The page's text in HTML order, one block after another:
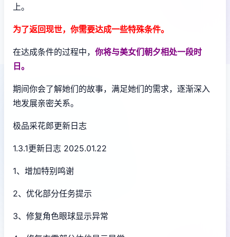
上。
为了返回现世，你需要达成一些特殊条件。
在达成条件的过程中， 你将与美女们朝夕相处一段时
日。
期间你会了解她们的故事，满足她们的需求，逐渐深入
地发展亲密关系。
极品采花郎更新日志
1.3.1更新日志 2025.01.22
1、增加特别鸣谢
2、优化部分任务提示
3、修复角色眼球显示异常